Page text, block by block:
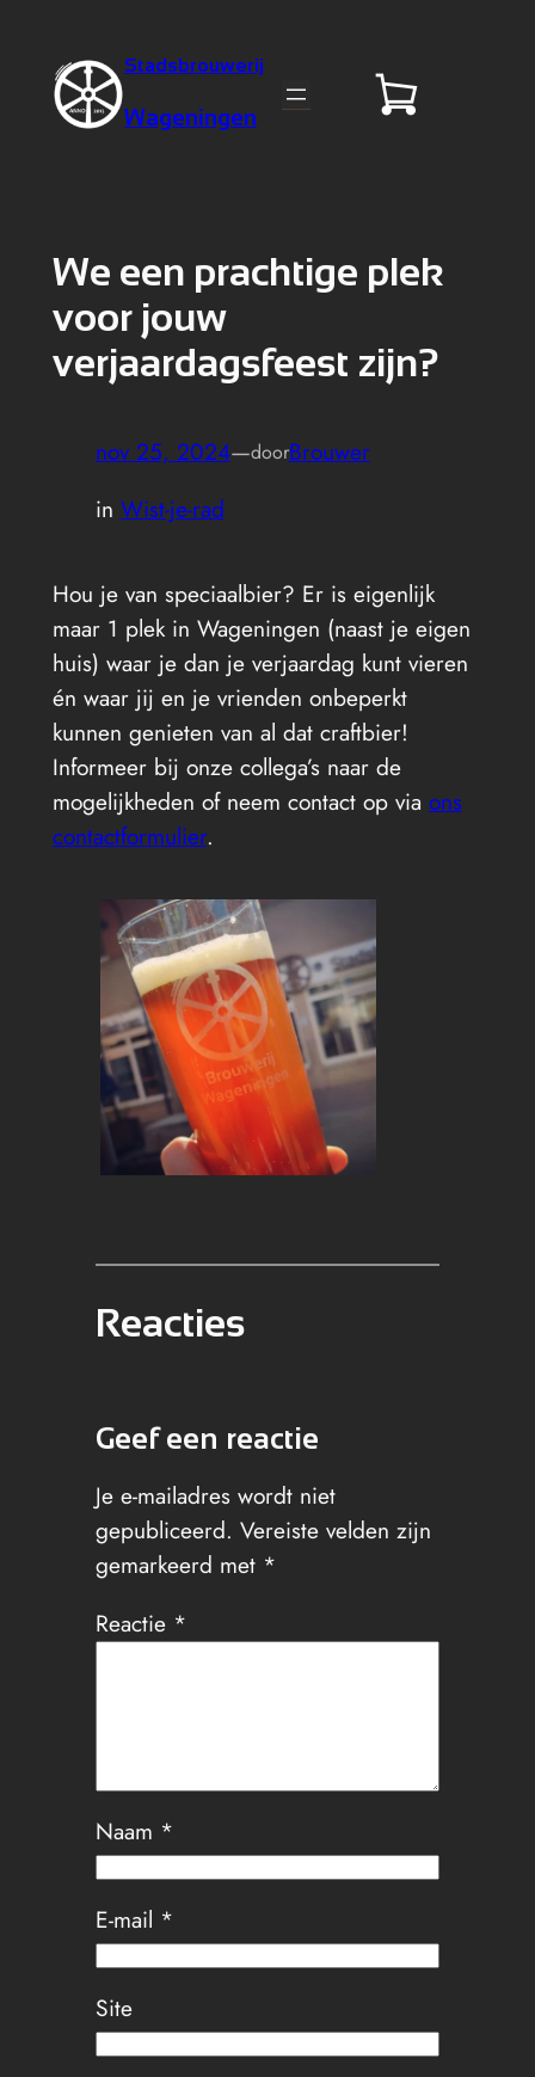
Stadsbrouwerij
Wageningen
We een prachtige plek
voor jouw
verjaardagsfeest zijn?
nov 25, 2024—doorBrouwer
in Wist-je-rad
Hou je van speciaalbier? Er is eigenlijk
maar 1 plek in Wageningen (naast je eigen
huis) waar je dan je verjaardag kunt vieren
én waar jij en je vrienden onbeperkt
kunnen genieten van al dat craftbier!
Informeer bij onze collega’s naar de
mogelijkheden of neem contact op via ons
contactformulier.
Reacties
Geef een reactie
Je e-mailadres wordt niet
gepubliceerd. Vereiste velden zijn
gemarkeerd met *
Reactie *
Naam *
E-mail *
Site